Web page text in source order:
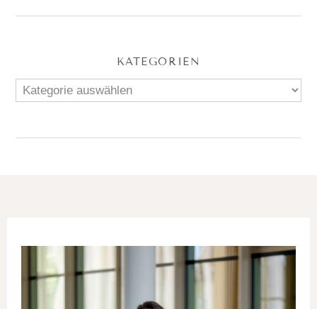
KATEGORIEN